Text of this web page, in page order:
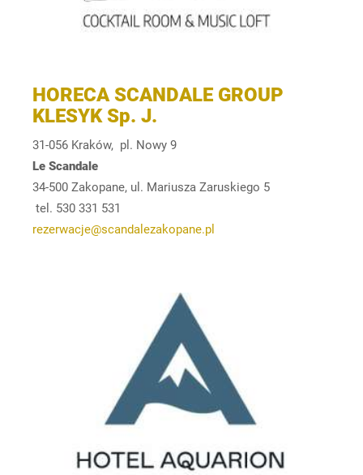
HORECA SCANDALE GROUP
KLESYK Sp. J.
31-056 Kraków, pl. Nowy 9
Le Scandale
34-500 Zakopane, ul. Mariusza Zaruskiego 5
tel. 530 331 531
rezerwacje@scandalezakopane.pl